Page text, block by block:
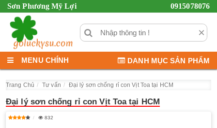
Sơn Phương Mỹ Lợi 0915078076
×
MENU CHÍNH DANH MỤC SẢN PHẨM
Trang Chủ Tư vấn Đại lý sơn chống rỉ con Vịt Toa tại HCM
Đại lý sơn chống rỉ con Vịt Toa tại HCM
832